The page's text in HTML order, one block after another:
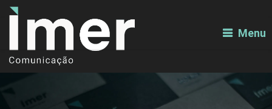
Menu